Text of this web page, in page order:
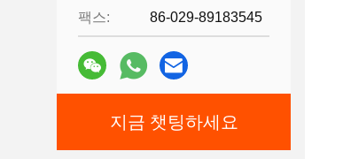
팩스: 86-029-89183545
지금 챗팅하세요